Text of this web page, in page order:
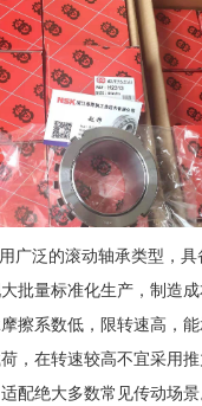
广泛的滚动轴承类型，具
批量标准化生产，制造
擦系数低，限转速高，
，在转速较高不宜采用
配绝大多数常见传动场景